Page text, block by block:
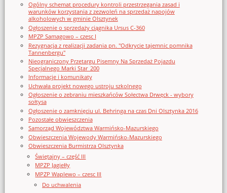
Ogólny schemat procedury kontroli przestrzegania zasad i
warunków korzystania z zezwoleń na sprzedaż napojów
alkoholowych w gminie Olsztynek
Ogłoszenie o sprzedaży ciągnika Ursus C-360
MPZP Samagowo – czesc I
Rezygnacja z realizacji zadania pn. "Odkrycie tajemnic pomnika
Tannenbergu"
Nieograniczony Przetargu Pisemny Na Sprzedaż Pojazdu
Specjalnego Marki Star_200
Informacje i komunikaty
Uchwała projekt nowego ustroju szkolnego
Ogłoszenie o zebraniu mieszkańców Sołectwa Drwęck - wybory
sołtysa
Ogłoszenie o zamknięciu ul. Behringa na czas Dni Olsztynka 2016
Pozostałe obwieszczenia
Samorząd Województwa Warmińsko-Mazurskiego
Obwieszczenia Wojewody Warmińsko-Mazurskiego
Obwieszczenia Burmistrza Olsztynka
Świętajny – część III
MPZP Jagiełły
MPZP Waplewo – czesc III
Do uchwalenia